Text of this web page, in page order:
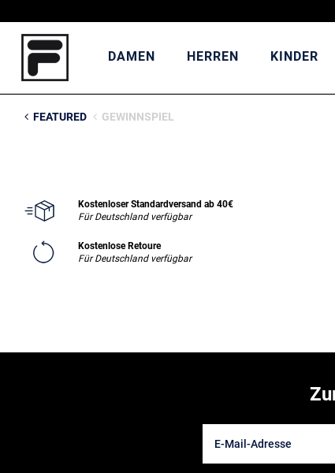
DAMEN HERREN KINDER
FEATURED GEWINNSPIEL
Kostenloser Standardversand ab 40€
Für Deutschland verfügbar
Kostenlose Retoure
Für Deutschland verfügbar